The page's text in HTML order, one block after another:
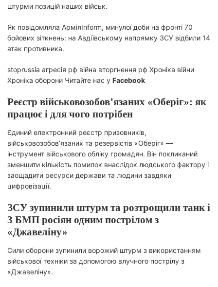
штурми позицій наших військ.
Як повідомляла АрміяInform, минулої доби на фронті 70
бойових зіткнень: на Авдіївському напрямку ЗСУ відбили 14
атак противника.
stoprussia агресія рф війна вторгнення рф Хроніка війни
Хроніка оборони Читайте нас у Facebook
Реєстр військовозобов’язаних «Оберіг»: як
працює і для чого потрібен
Єдиний електронний реєстр призовників,
військовозобов’язаних та резервістів «Оберіг» —
інструмент військового обліку громадян. Він покликаний
зменшити кількість помилок внаслідок людського фактору і
заощадити ресурси держави та людини завдяки
цифровізації.
ЗСУ зупинили штурм та розтрощили танк і
3 БМП росіян одним пострілом з
«Джавеліну»
Сили оборони зупинили ворожий штурм з використанням
військової техніки за допомогою влучного пострілу з
«Джавеліну».